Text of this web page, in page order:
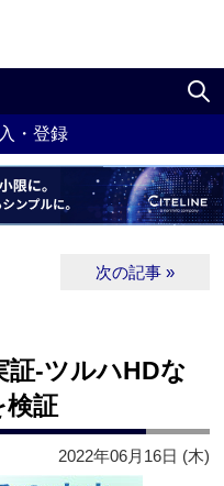
・登録
次の記事 »
‐ツルハHDな
検証
2022年06月16日 (木)